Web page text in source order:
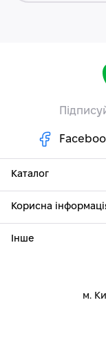
Каталог
Корисна
Інше
м.